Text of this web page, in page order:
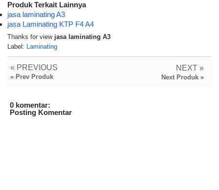
Produk Terkait Lainnya
jasa laminating A3
jasa Laminating KTP F4 A4
Thanks for view jasa laminating A3
Label: Laminating
« PREVIOUS
« Prev Produk
NEXT »
Next Produk »
0 komentar:
Posting Komentar